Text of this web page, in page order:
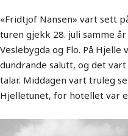
«Fridtjof Nansen» vart sett
turen gjekk 28. juli samme
Veslebygda og Flo. På
dundrande salutt, og det
talar. Middagen vart truleg
Hjelletunet, for hotellet var